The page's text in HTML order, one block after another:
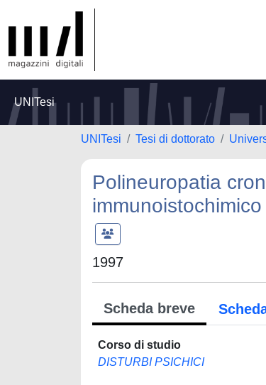
UNITesi
UNITesi Tesi di dottorato
Polineuropatia
1997
Scheda breve
Corso di studio
DISTURBI PSICHICI